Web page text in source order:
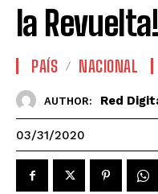
la Revuelta!
PAÍS NACIONAL
AUTHOR: Red
03/31/2020